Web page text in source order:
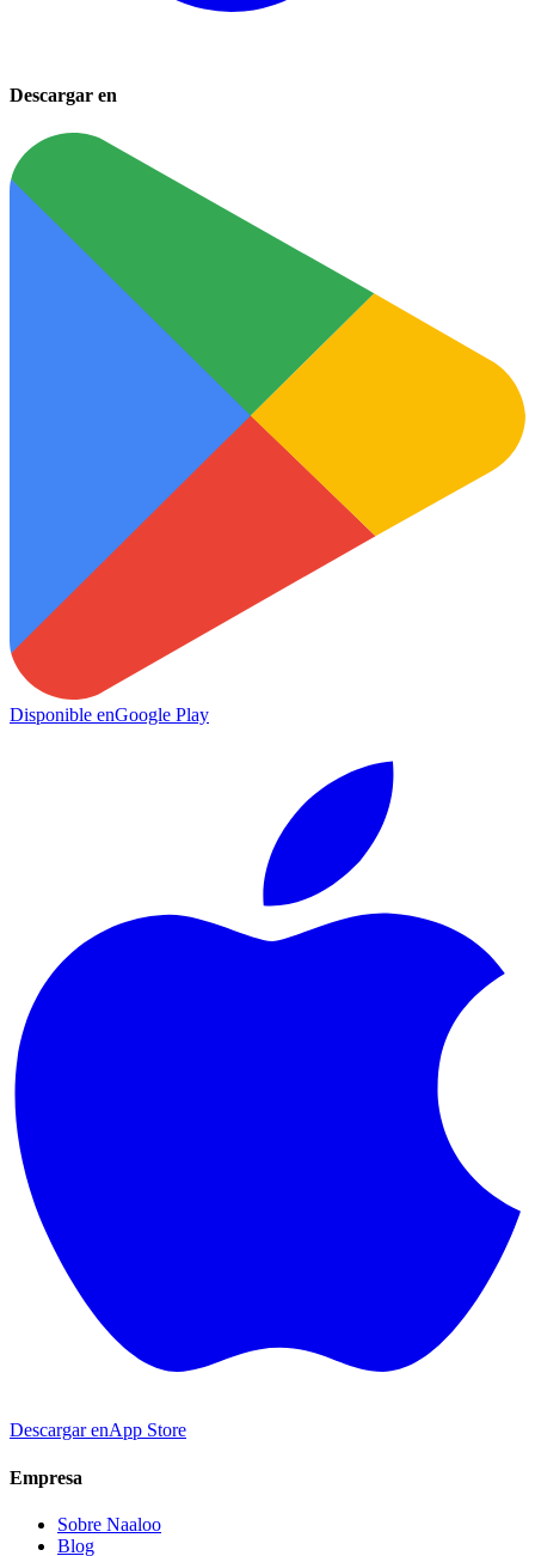
Descargar en
Disponible enGoogle Play
Descargar enApp Store
Empresa
Sobre Naaloo
Blog